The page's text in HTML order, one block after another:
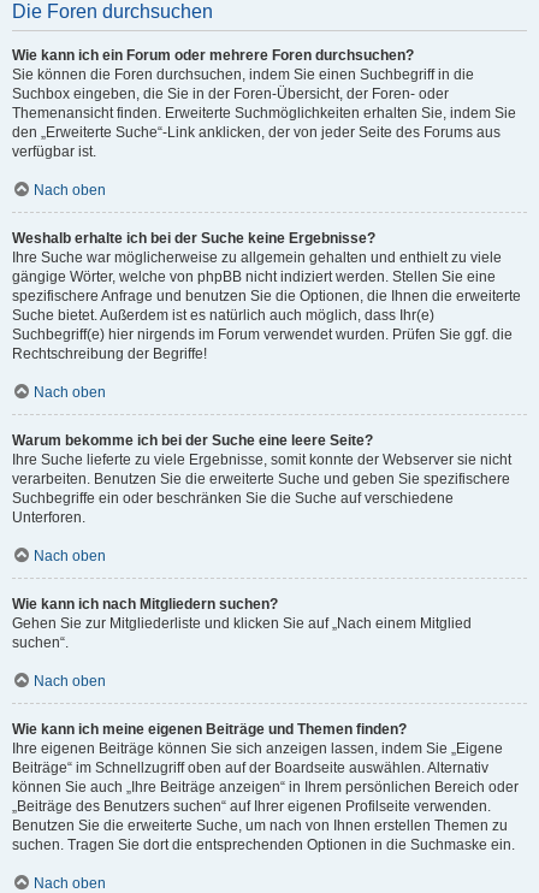
Die Foren durchsuchen
Wie kann ich ein Forum oder mehrere Foren durchsuchen?
Sie können die Foren durchsuchen, indem Sie einen Suchbegriff in die
Suchbox eingeben, die Sie in der Foren-Übersicht, der Foren- oder
Themenansicht finden. Erweiterte Suchmöglichkeiten erhalten Sie, indem Sie
den „Erweiterte Suche“-Link anklicken, der von jeder Seite des Forums aus
verfügbar ist.
Nach oben
Weshalb erhalte ich bei der Suche keine Ergebnisse?
Ihre Suche war möglicherweise zu allgemein gehalten und enthielt zu viele
gängige Wörter, welche von phpBB nicht indiziert werden. Stellen Sie eine
spezifischere Anfrage und benutzen Sie die Optionen, die Ihnen die erweiterte
Suche bietet. Außerdem ist es natürlich auch möglich, dass Ihr(e)
Suchbegriff(e) hier nirgends im Forum verwendet wurden. Prüfen Sie ggf. die
Rechtschreibung der Begriffe!
Nach oben
Warum bekomme ich bei der Suche eine leere Seite?
Ihre Suche lieferte zu viele Ergebnisse, somit konnte der Webserver sie nicht
verarbeiten. Benutzen Sie die erweiterte Suche und geben Sie spezifischere
Suchbegriffe ein oder beschränken Sie die Suche auf verschiedene
Unterforen.
Nach oben
Wie kann ich nach Mitgliedern suchen?
Gehen Sie zur Mitgliederliste und klicken Sie auf „Nach einem Mitglied
suchen“.
Nach oben
Wie kann ich meine eigenen Beiträge und Themen finden?
Ihre eigenen Beiträge können Sie sich anzeigen lassen, indem Sie „Eigene
Beiträge“ im Schnellzugriff oben auf der Boardseite auswählen. Alternativ
können Sie auch „Ihre Beiträge anzeigen“ in Ihrem persönlichen Bereich oder
„Beiträge des Benutzers suchen“ auf Ihrer eigenen Profilseite verwenden.
Benutzen Sie die erweiterte Suche, um nach von Ihnen erstellen Themen zu
suchen. Tragen Sie dort die entsprechenden Optionen in die Suchmaske ein.
Nach oben